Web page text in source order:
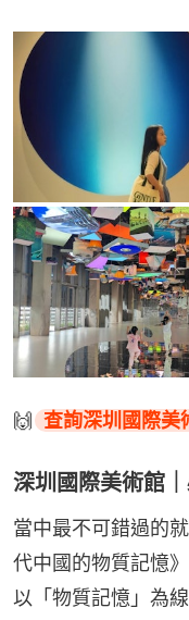
🙌 查詢深圳國際美
深圳國際美術館
當中最不可錯過的
代中國的物質記憶
以「物質記憶」為